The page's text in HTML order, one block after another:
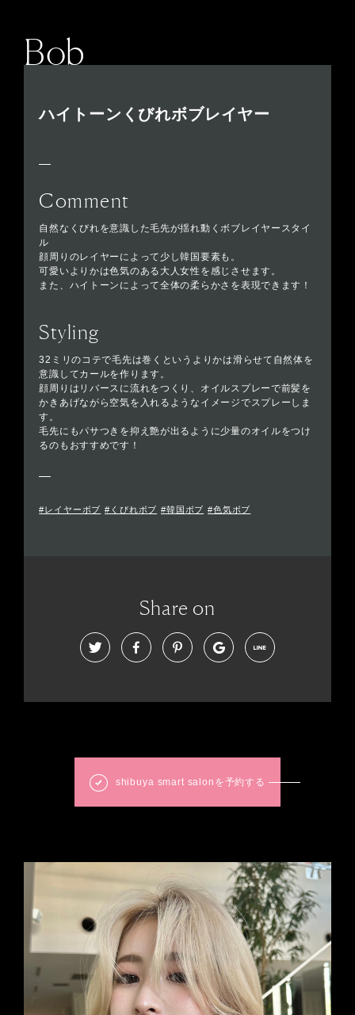
Bob
ハイトーンくびれボブレイヤー
Comment
自然なくびれを意識した毛先が揺れ動くボブレイヤースタイ
ル
顔周りのレイヤーによって少し韓国要素も。
可愛いよりかは色気のある大人女性を感じさせます。
また、ハイトーンによって全体の柔らかさを表現できます！
Styling
32ミリのコテで毛先は巻くというよりかは滑らせて自然体を
意識してカールを作ります。
顔周りはリバースに流れをつくり、オイルスプレーで前髪を
かきあげながら空気を入れるようなイメージでスプレーしま
す。
毛先にもパサつきを抑え艶が出るように少量のオイルをつけ
るのもおすすめです！
#レイヤーボブ #くびれボブ #韓国ボブ #色気ボブ
Share on
shibuya smart salonを予約する